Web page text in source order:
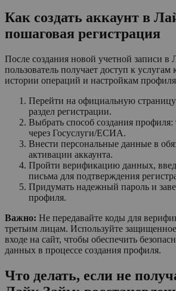
Как создать аккаунт в
пошаговая регистрация
После создания новой учетной записи в
пользователь получает доступ к услугам
истории операций и настройкам
Перейти на официальную страницу
раздел регистрации.
Выбрать способ создания
через Госуслуги/ЕСИА.
Внести персональные данные в
активации аккаунта.
Пройти верификацию данных,
письма для подтверждения
Придумать надежный пароль и
профиля.
Важно: Не передавайте коды для
третьим лицам. Используйте
входе на сайт, чтобы обеспечить
данных в процессе создания профиля.
Что делать, если не